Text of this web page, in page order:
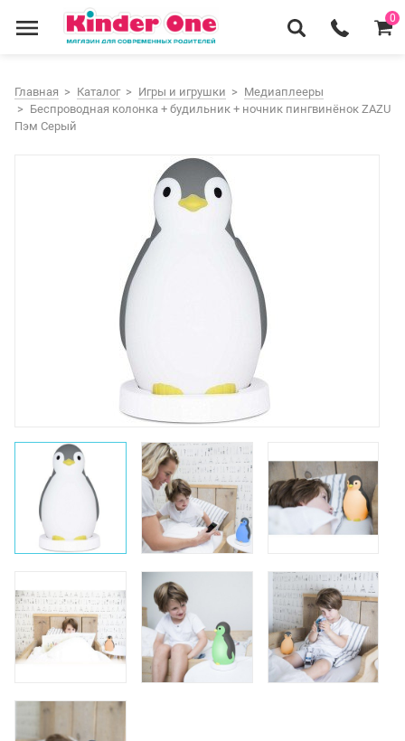
Главная Каталог Игры и игрушки
Медиаплееры
Беспроводная колонка + будильник + ночник пингвинёнок ZAZU
Пэм Серый
0